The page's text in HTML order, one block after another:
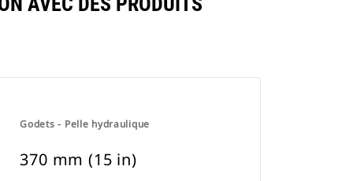
Godets - Pelle hydraulique
370 mm (15 in)